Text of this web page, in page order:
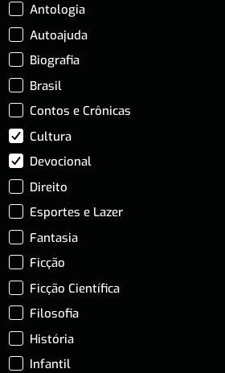
Antologia
Autoajuda
Biografia
Brasil
Contos e Crônicas
Cultura
Devocional
Direito
Esportes e Lazer
Fantasia
Ficção
Ficção Científica
Filosofia
História
Infantil